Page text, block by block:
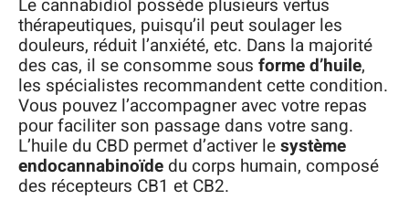
thérapeutiques, puisqu’il peut soulager les
douleurs, réduit l’anxiété, etc. Dans la majorité
des cas, il se consomme sous forme d’huile,
les spécialistes recommandent cette condition.
Vous pouvez l’accompagner avec votre repas
pour faciliter son passage dans votre sang.
L’huile du CBD permet d’activer lesystème
endocannabinoïde du corps humain, composé
des récepteurs CB1 et CB2.